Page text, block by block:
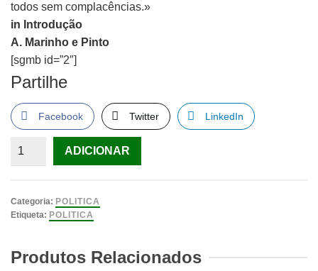
todos sem complacências.»
in Introdução
A. Marinho e Pinto
[sgmb id=”2″]
Partilhe
Facebook Twitter LinkedIn
Quantidade
Combate
Desigual
Marinho
ADICIONAR
Categoria: POLITICA
Etiqueta: POLITICA
Produtos Relacionados